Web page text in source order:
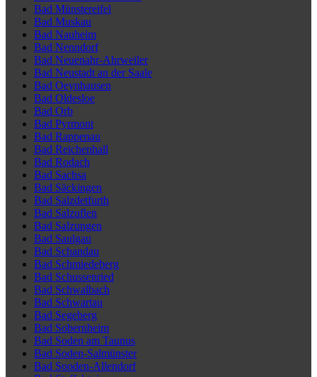
Bad Münstereifel
Bad Muskau
Bad Nauheim
Bad Nenndorf
Bad Neuenahr-Ahrweiler
Bad Neustadt an der Saale
Bad Oeynhausen
Bad Oldesloe
Bad Orb
Bad Pyrmont
Bad Rappenau
Bad Reichenhall
Bad Rodach
Bad Sachsa
Bad Säckingen
Bad Salzdetfurth
Bad Salzuflen
Bad Salzungen
Bad Saulgau
Bad Schandau
Bad Schmiedeberg
Bad Schussenried
Bad Schwalbach
Bad Schwartau
Bad Segeberg
Bad Sobernheim
Bad Soden am Taunus
Bad Soden-Salmünster
Bad Sooden-Allendorf